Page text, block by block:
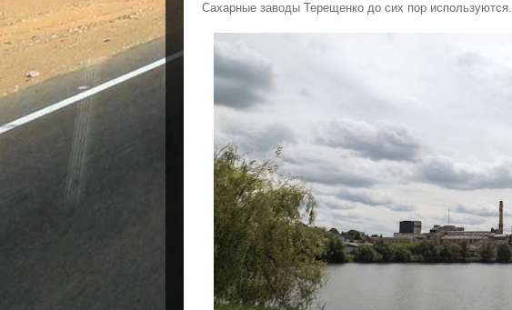
Сахарные заводы Терещенко до сих пор используются.